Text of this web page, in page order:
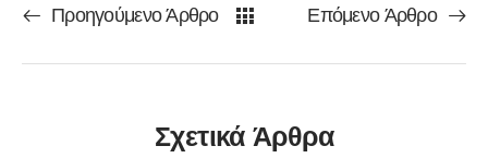
Προηγούμενο Άρθρο Επόμενο Άρθρο
Σχετικά Άρθρα